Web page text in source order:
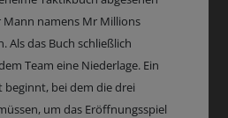
Mann namens Mr Millions
Als das Buch schließlich
Team eine Niederlage. Ein
beginnt, bei dem die drei
um das Eröffnungsspiel